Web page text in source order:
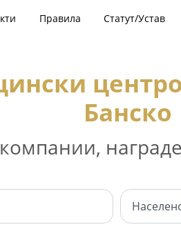
Правила Статут/Устав
Банско